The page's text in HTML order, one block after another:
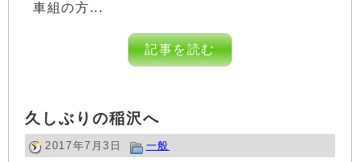
車組の方...
記事を読む
久しぶりの稲沢へ
2017年7月3日 一般